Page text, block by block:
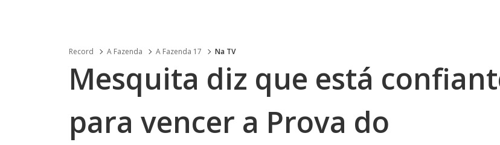
Record A Fazenda A Fazenda 17 Na TV
Mesquita diz que está
para vencer a Prova do